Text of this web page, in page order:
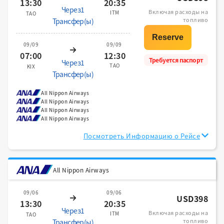
13:30
TAO
Через1
Трансфер(ы)
20:35
ITM
09/09
07:00
KIX
Через1
Трансфер(ы)
09/09
12:30
TAO
Включая расходы на
топливо
Требуется паспорт
All Nippon Airways
All Nippon Airways
All Nippon Airways
All Nippon Airways
Посмотреть Информацию о Рейсе
All Nippon Airways
09/06
13:30
TAO
Через1
Трансфер(ы)
09/06
20:35
ITM
USD398
Включая расходы на
топливо